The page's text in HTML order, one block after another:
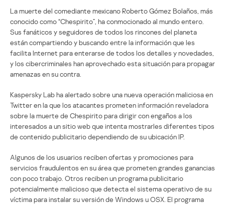
La muerte del comediante mexicano Roberto Gómez Bolaños, más
conocido como “Chespirito”, ha conmocionado al mundo entero.
Sus fanáticos y seguidores de todos los rincones del planeta
están compartiendo y buscando entre la información que les
facilita Internet para enterarse de todos los detalles y novedades,
y los cibercriminales han aprovechado esta situación para propagar
amenazas en su contra.
Kaspersky Lab ha alertado sobre una nueva operación maliciosa en
Twitter en la que los atacantes prometen información reveladora
sobre la muerte de Chespirito para dirigir con engaños a los
interesados a un sitio web que intenta mostrarles diferentes tipos
de contenido publicitario dependiendo de su ubicación IP.
Algunos de los usuarios reciben ofertas y promociones para
servicios fraudulentos en su área que prometen grandes ganancias
con poco trabajo. Otros reciben un programa publicitario
potencialmente malicioso que detecta el sistema operativo de su
víctima para instalar su versión de Windows u OSX. El programa